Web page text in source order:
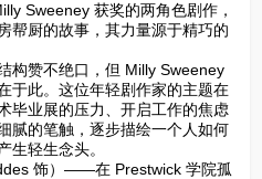
Sweeney 获奖的两角色剧作，
帮厨的故事，其力量源于精巧的
构赞不绝口，但 Milly Sweeney
于此。这位年轻剧作家的主题在
业展的压力、开启工作的焦虑
的笔触，逐步描绘一个人如何
生轻生念头。
饰）——在 Prestwick 学院孤